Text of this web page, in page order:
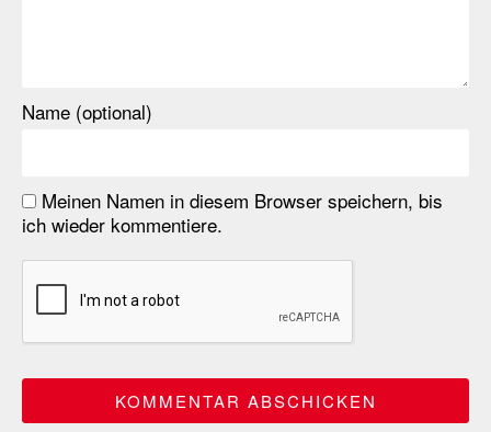
Name (optional)
Meinen Namen in diesem Browser speichern, bis
ich wieder kommentiere.